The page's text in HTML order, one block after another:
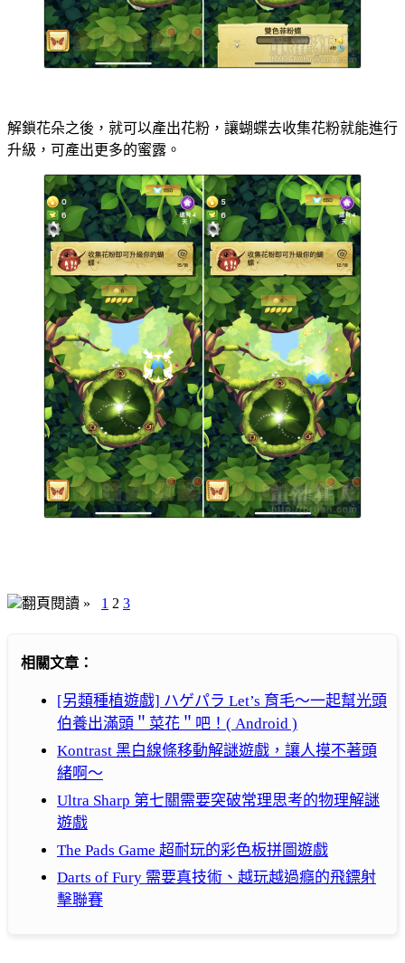
解鎖花朵之後，就可以產出花粉，讓蝴蝶去收集花粉就能進行
升級，可產出更多的蜜露。
翻頁閱讀 » 1 2 3
相關文章：
[另類種植遊戲] ハゲパラ Let’s 育毛～一起幫光頭
伯養出滿頭＂菜花＂吧！( Android )
Kontrast 黑白線條移動解謎遊戲，讓人摸不著頭
緒啊～
Ultra Sharp 第七關需要突破常理思考的物理解謎
遊戲
The Pads Game 超耐玩的彩色板拼圖遊戲
Darts of Fury 需要真技術、越玩越過癮的飛鏢射
擊聯賽